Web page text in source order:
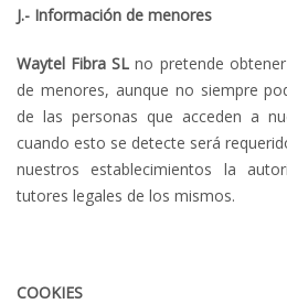
J.- Información de menores
Waytel Fibra SL no pretende
de menores, aunque no siempre
de las personas que acceden a
cuando esto se detecte será
nuestros establecimientos la
tutores legales de los mismos.
COOKIES